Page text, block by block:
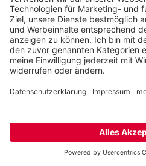
Farben umkehren Helligkeit